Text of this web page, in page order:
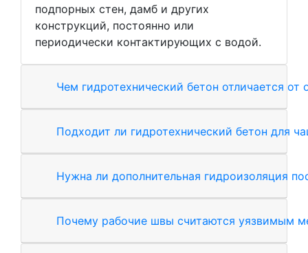
подпорных стен, дамб и других
конструкций, постоянно или
периодически контактирующих с водой.
Чем гидротехнический бетон отличается от
Подходит ли гидротехнический бетон для
Нужна ли дополнительная гидроизоляция
Почему рабочие швы считаются уязвимым